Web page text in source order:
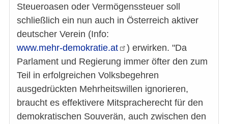
Steueroasen oder Vermögenssteuer soll
schließlich ein nun auch in Österreich aktiver
deutscher Verein (Info:
www.mehr-demokratie.at
) erwirken. "Da
Parlament und Regierung immer öfter den zum
Teil in erfolgreichen Volksbegehren
ausgedrückten Mehrheitswillen ignorieren,
braucht es effektivere Mitspracherecht für den
demokratischen Souverän, auch zwischen den